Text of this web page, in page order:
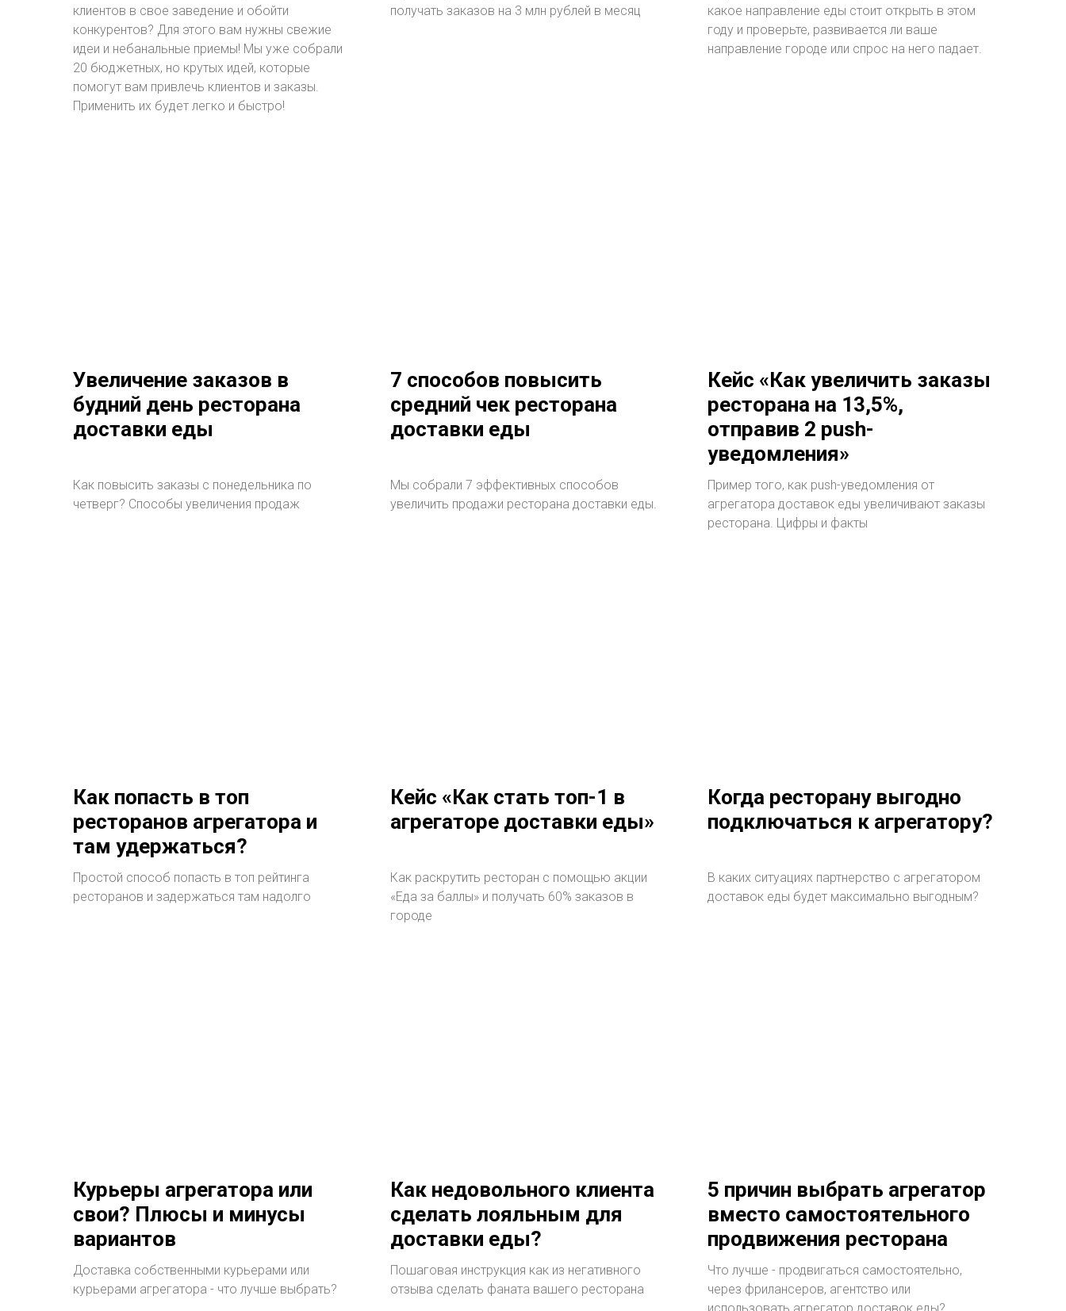
клиентов в свое заведение и обойти
конкурентов? Для этого вам нужны свежие
идеи и небанальные приемы! Мы уже собрали
20 бюджетных, но крутых идей, которые
помогут вам привлечь клиентов и заказы.
Применить их будет легко и быстро!
получать заказов на 3 млн рублей в месяц
какое направление еды стоит открыть в этом
году и проверьте, развивается ли ваше
направление городе или спрос на него падает.
Увеличение заказов в
будний день ресторана
доставки еды
Как повысить заказы с понедельника по
четверг? Способы увеличения продаж
7 способов повысить
средний чек ресторана
доставки еды
Мы собрали 7 эффективных способов
увеличить продажи ресторана доставки еды.
Кейс «Как увеличить заказы
ресторана на 13,5%,
отправив 2 push-
уведомления»
Пример того, как push-уведомления от
агрегатора доставок еды увеличивают заказы
ресторана. Цифры и факты
Как попасть в топ
ресторанов агрегатора и
там удержаться?
Простой способ попасть в топ рейтинга
ресторанов и задержаться там надолго
Кейс «Как стать топ-1 в
агрегаторе доставки еды»
Как раскрутить ресторан с помощью акции
«Еда за баллы» и получать 60% заказов в
городе
Когда ресторану выгодно
подключаться к агрегатору?
В каких ситуациях партнерство с агрегатором
доставок еды будет максимально выгодным?
Курьеры агрегатора или
свои? Плюсы и минусы
вариантов
Доставка собственными курьерами или
курьерами агрегатора - что лучше выбрать?
Как недовольного клиента
сделать лояльным для
доставки еды?
Пошаговая инструкция как из негативного
отзыва сделать фаната вашего ресторана
5 причин выбрать агрегатор
вместо самостоятельного
продвижения ресторана
Что лучше - продвигаться самостоятельно,
через фрилансеров, агентство или